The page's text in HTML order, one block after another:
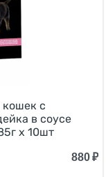
с
в соусе
х 10шт
880₽